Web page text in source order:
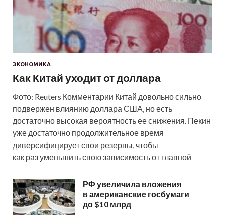
ЭКОНОМИКА
Как Китай уходит от доллара
Фото: Reuters Комментарии Китай довольно сильно
подвержен влиянию доллара США, но есть
достаточно высокая вероятность ее снижения. Пекин
уже достаточно продолжительное время
диверсифицирует свои резервы, чтобы
как раз уменьшить свою зависимость от главной
РФ увеличила вложения
в американские госбумаги
до $10 млрд